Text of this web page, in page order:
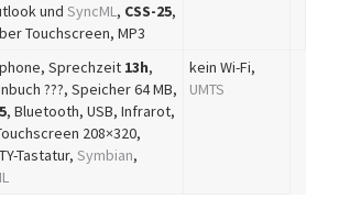
und SyncML, CSS-25,
Touchscreen, MP3
Sprechzeit 13h,
???, Speicher 64 MB,
, Bluetooth, USB, Infrarot,
208×320,
Tastatur, Symbian,
kein Wi-Fi,
UMTS